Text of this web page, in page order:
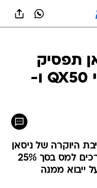
תפסיק
לייצר את אינפיניטי QX50 ו-
היוקרה של ניסאן
מיוצרים במקסיקו, ובניסאן נערכים למס בסך 25%
ייבוא ממנה